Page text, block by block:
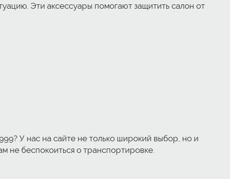
Эти аксессуары помогают защитить салон от
У нас на сайте не только широкий выбор, но и
не беспокоиться о транспортировке.